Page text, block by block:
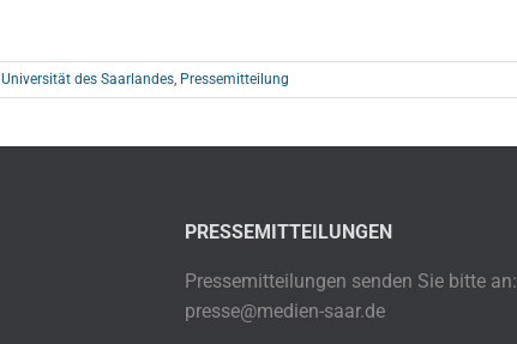
Universität des Saarlandes, Pressemitteilung
PRESSEMITTEILUNGEN
Pressemitteilungen senden Sie bitte an:
presse@medien-saar.de